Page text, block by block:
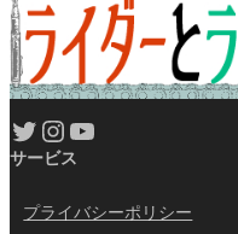
Twitter Instagram YouTube
サービス
プライバシーポリシー